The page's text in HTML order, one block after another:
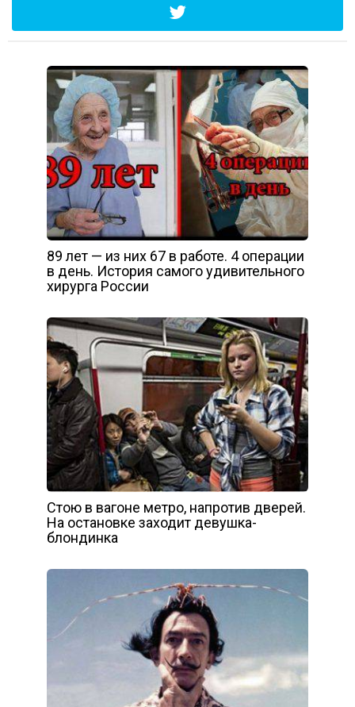
89 лет — из них 67 в работе. 4 операции
в день. История самого удивительного
хирурга России
Стою в вагоне метро, напротив дверей.
На остановке заходит девушка-
блондинка